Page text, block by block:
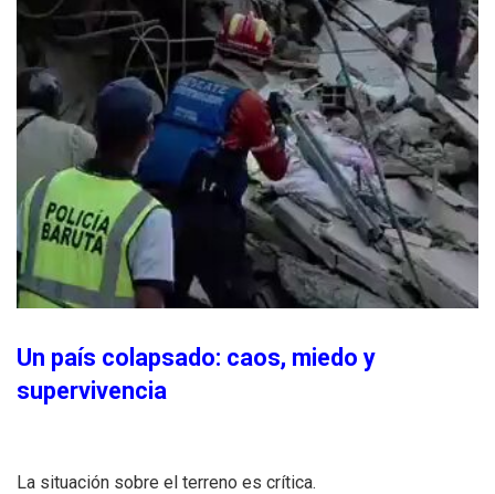
Un país colapsado: caos, miedo y
supervivencia
La situación sobre el terreno es crítica.